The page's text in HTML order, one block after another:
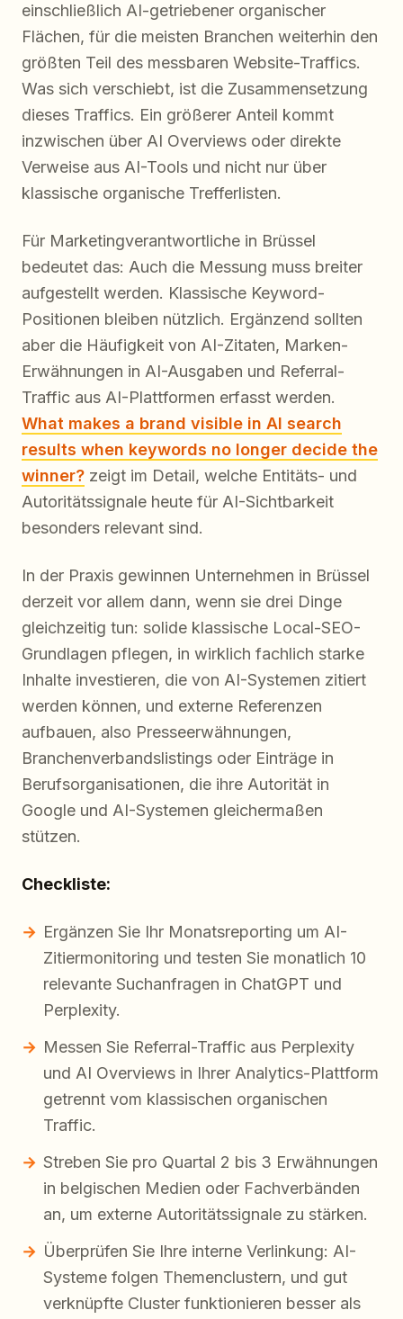
einschließlich AI-getriebener organischer
Flächen, für die meisten Branchen weiterhin den
größten Teil des messbaren Website-Traffics.
Was sich verschiebt, ist die Zusammensetzung
dieses Traffics. Ein größerer Anteil kommt
inzwischen über AI Overviews oder direkte
Verweise aus AI-Tools und nicht nur über
klassische organische Trefferlisten.
Für Marketingverantwortliche in Brüssel
bedeutet das: Auch die Messung muss breiter
aufgestellt werden. Klassische Keyword-
Positionen bleiben nützlich. Ergänzend sollten
aber die Häufigkeit von AI-Zitaten, Marken-
Erwähnungen in AI-Ausgaben und Referral-
Traffic aus AI-Plattformen erfasst werden.
What makes a brand visible in AI search
results when keywords no longer decide the
winner? zeigt im Detail, welche Entitäts- und
Autoritätssignale heute für AI-Sichtbarkeit
besonders relevant sind.
In der Praxis gewinnen Unternehmen in Brüssel
derzeit vor allem dann, wenn sie drei Dinge
gleichzeitig tun: solide klassische Local-SEO-
Grundlagen pflegen, in wirklich fachlich starke
Inhalte investieren, die von AI-Systemen zitiert
werden können, und externe Referenzen
aufbauen, also Presseerwähnungen,
Branchenverbandslistings oder Einträge in
Berufsorganisationen, die ihre Autorität in
Google und AI-Systemen gleichermaßen
stützen.
Checkliste:
Ergänzen Sie Ihr Monatsreporting um AI-
Zitiermonitoring und testen Sie monatlich 10
relevante Suchanfragen in ChatGPT und
Perplexity.
Messen Sie Referral-Traffic aus Perplexity
und AI Overviews in Ihrer Analytics-Plattform
getrennt vom klassischen organischen
Traffic.
Streben Sie pro Quartal 2 bis 3 Erwähnungen
in belgischen Medien oder Fachverbänden
an, um externe Autoritätssignale zu stärken.
Überprüfen Sie Ihre interne Verlinkung: AI-
Systeme folgen Themenclustern, und gut
verknüpfte Cluster funktionieren besser als